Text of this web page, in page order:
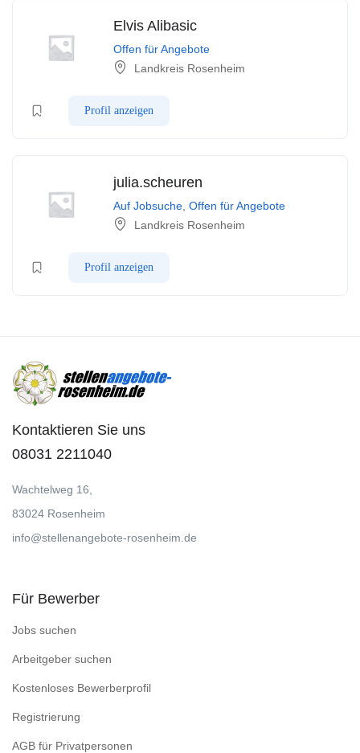
Elvis Alibasic
Offen für Angebote
Landkreis Rosenheim
Profil anzeigen
julia.scheuren
Auf Jobsuche Offen für Angebote
Landkreis Rosenheim
Profil anzeigen
Kontaktieren Sie uns
08031 2211040
Wachtelweg 16,
83024 Rosenheim
info@stellenangebote-rosenheim.de
Für Bewerber
Jobs suchen
Arbeitgeber suchen
Kostenloses Bewerberprofil
Registrierung
AGB für Privatpersonen